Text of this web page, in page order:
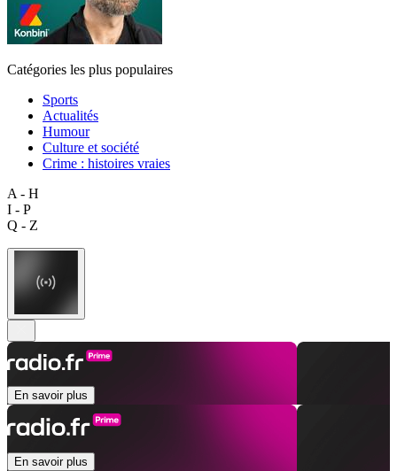
Catégories les plus populaires
Sports
Actualités
Humour
Culture et société
Crime : histoires vraies
A - H
I - P
Q - Z
En savoir plus
En savoir plus